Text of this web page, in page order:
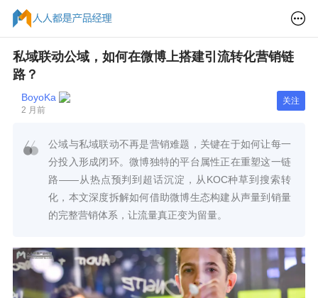
私域联动公域，如何在微博上搭建引流转化营销链
路？
BoyoKa
2 月前
关注
公域与私域联动不再是营销难题，关键在于如何让每一
分投入形成闭环。微博独特的平台属性正在重塑这一链
路——从热点预判到超话沉淀，从KOC种草到搜索转
化，本文深度拆解如何借助微博生态构建从声量到销量
的完整营销体系，让流量真正变为留量。